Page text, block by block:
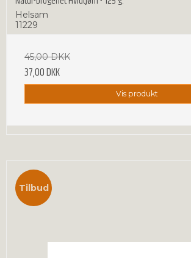
Helsam
11229
45,00 DKK
37,00 DKK
Vis produkt
Tilbud